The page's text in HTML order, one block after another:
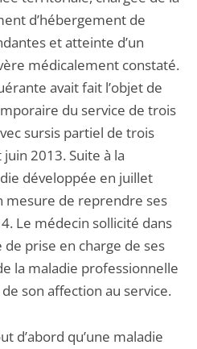
d’hébergement de
et atteinte d’un
médicalement constaté.
avait fait l’objet de
du service de trois
sursis partiel de trois
2013. Suite à la
développée en juillet
mesure de reprendre ses
Le médecin sollicité dans
prise en charge de ses
la maladie professionnelle
son affection au service.
d’abord qu’une maladie